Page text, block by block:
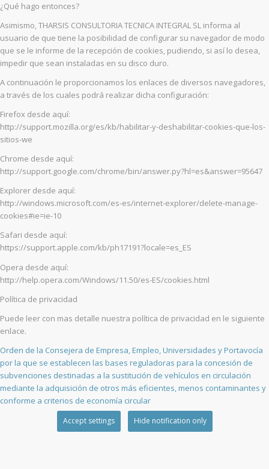
¿Qué hago entonces?
Asimismo, THARSIS CONSULTORIA TECNICA INTEGRAL SL informa al
usuario de que tiene la posibilidad de configurar su navegador de modo
que se le informe de la recepción de cookies, pudiendo, si así lo desea,
impedir que sean instaladas en su disco duro.
A continuación le proporcionamos los enlaces de diversos navegadores,
a través de los cuales podrá realizar dicha configuración:
Firefox desde aquí:
http://support.mozilla.org/es/kb/habilitar-y-deshabilitar-cookies-que-los-
sitios-we
Chrome desde aquí:
http://support.google.com/chrome/bin/answer.py?hl=es&answer=95647
Explorer desde aquí:
http://windows.microsoft.com/es-es/internet-explorer/delete-manage-
cookies#ie=ie-10
Safari desde aquí:
https://support.apple.com/kb/ph17191?locale=es_ES
Opera desde aquí:
http://help.opera.com/Windows/11.50/es-ES/cookies.html
Política de privacidad
Puede leer con mas detalle nuestra política de privacidad en le siguiente
enlace.
Orden de la Consejera de Empresa, Empleo, Universidades y Portavocía
por la que se establecen las bases reguladoras para la concesión de
subvenciones destinadas a la sustitución de vehículos en circulación
mediante la adquisición de otros más eficientes, menos contaminantes y
conforme a criterios de economía circular
Accept settings Hide notification only